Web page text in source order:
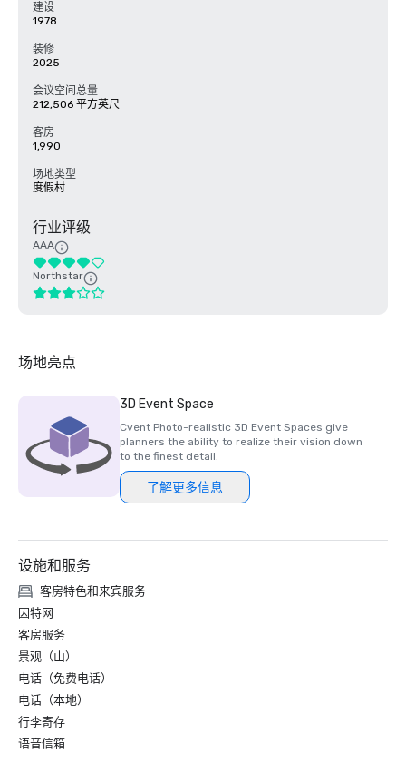
建设
1978
装修
2025
会议空间总量
212,506 平方英尺
客房
1,990
场地类型
度假村
行业评级
AAA
Northstar
场地亮点
3D Event Space
Cvent Photo-realistic 3D Event Spaces give
planners the ability to realize their vision down
to the finest detail.
了解更多信息
设施和服务
客房特色和来宾服务
因特网
客房服务
景观（山）
电话（免费电话）
电话（本地）
行李寄存
语音信箱